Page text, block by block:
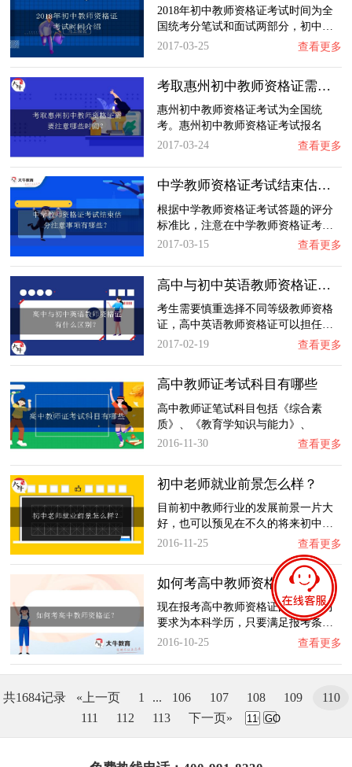
2018年初中教师资格证考试时间为全
国统考分笔试和面试两部分，初中…
2017-03-25
查看更多
考取惠州初中教师资格证需要注意哪些时间？
惠州初中教师资格证考试为全国统
考。惠州初中教师资格证考试报名
时…
2017-03-24 查看更多
中学教师资格证考试结束估分注意事项有哪些？…
根据中学教师资格证考试答题的评分
标准比，注意在中学教师资格证考…
2017-03-15
查看更多
高中与初中英语教师资格证有什么区别？
考生需要慎重选择不同等级教师资格
证，高中英语教师资格证可以担任…
2017-02-19
查看更多
高中教师证考试科目有哪些
高中教师证笔试科目包括《综合素
质》、《教育学知识与能力》、
《学…
2016-11-30 查看更多
初中老师就业前景怎么样？
目前初中教师行业的发展前景一片大
好，也可以预见在不久的将来初中…
2016-11-25
查看更多
如何考高中教师资格证？
现在报考高中教师资格证的最低学历
要求为本科学历，只要满足报考条…
2016-10-25
查看更多
共1684记录 «上一页 1 ... 106 107 108 109
110
111
112 113 下一页» GO